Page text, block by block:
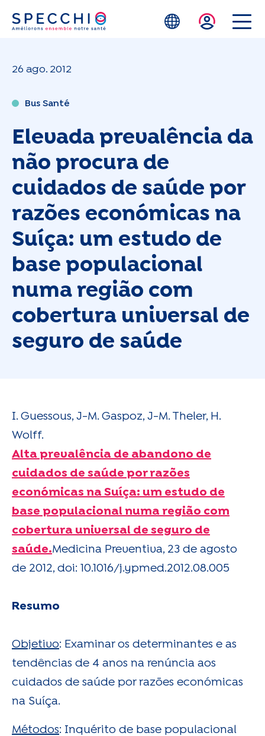
Skip to main content
26 ago. 2012
Bus Santé
Elevada prevalência da
não procura de
cuidados de saúde por
razões económicas na
Suíça: um estudo de
base populacional
numa região com
cobertura universal de
seguro de saúde
I. Guessous, J-M. Gaspoz, J-M. Theler, H.
Wolff.
Alta prevalência de abandono de
cuidados de saúde por razões
económicas na Suíça: um estudo de
base populacional numa região com
cobertura universal de seguro de
saúde.Medicina Preventiva, 23 de agosto
de 2012, doi: 10.1016/j.ypmed.2012.08.005
Resumo
Objetivo: Examinar os determinantes e as
tendências de 4 anos na renúncia aos
cuidados de saúde por razões económicas
na Suíça.
Métodos: Inquérito de base populacional